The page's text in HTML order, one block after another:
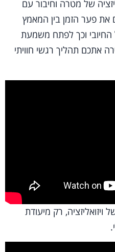
של מטרה וחיבור עם
את פער הזמן בין המאמץ
החיובי וכך לפתח משמעת
אתכם תהליך רגשי חוויתי
רק מיעודת